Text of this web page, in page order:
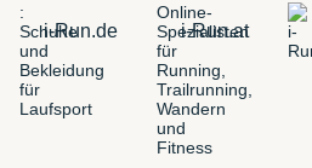
i-Run.de i-Run.at